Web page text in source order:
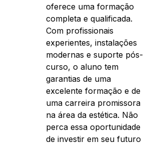
oferece uma formação
completa e qualificada.
Com profissionais
experientes, instalações
modernas e suporte pós-
curso, o aluno tem
garantias de uma
excelente formação e de
uma carreira promissora
na área da estética. Não
perca essa oportunidade
de investir em seu futuro